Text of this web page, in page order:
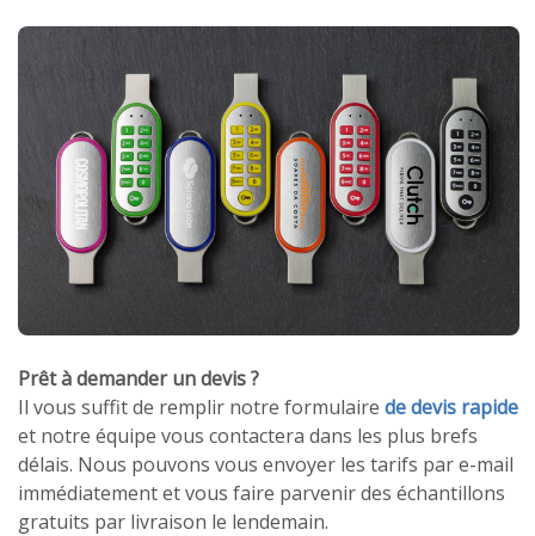
Prêt à demander un devis ?
Il vous suffit de remplir notre formulaire de devis rapide
et notre équipe vous contactera dans les plus brefs
délais. Nous pouvons vous envoyer les tarifs par e-mail
immédiatement et vous faire parvenir des échantillons
gratuits par livraison le lendemain.